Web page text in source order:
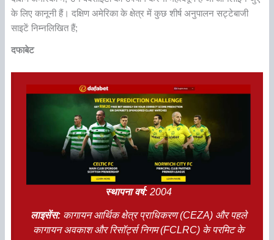
के लिए कानूनी हैं। दक्षिण अमेरिका के क्षेत्र में कुछ शीर्ष अनुपालन सट्टेबाजी
साइटें निम्नलिखित हैं;
दफाबेट
स्थापना वर्ष: 2004
लाइसेंस:कागायन आर्थिक क्षेत्र प्राधिकरण (CEZA) और पहले
कागायन अवकाश और रिसॉर्ट्स निगम (FCLRC) के परमिट के